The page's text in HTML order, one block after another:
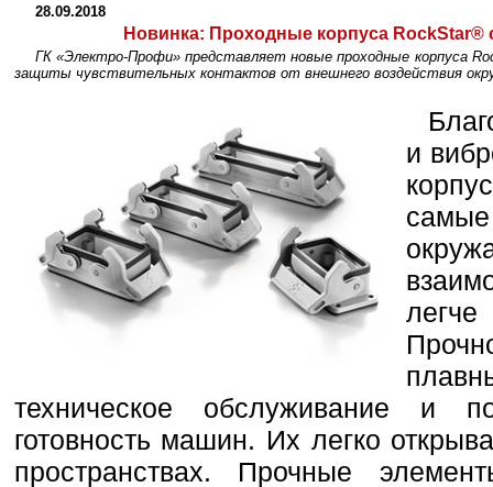
28.09.2018
Новинка: Проходные корпуса
ГК «Электро-Профи» представляет новые проходные корпуса
защиты чувствительных контактов от внешнего воздействия
и
техническое обслуживание и
готовность машин. Их легко
пространствах. Прочные